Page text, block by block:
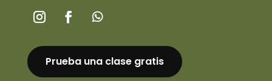
Prueba una clase gratis